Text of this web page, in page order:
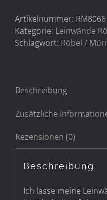
Artikelnummer: RM8066
Kategorie: Leinwände
Schlagwort: Röbel /
Beschreibung
Zusätzliche
Rezensionen (0)
Beschreibung
Ich lasse meine